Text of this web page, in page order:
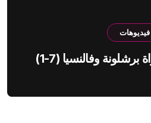
فيديوهات
بالفيديو | ملخص مباراة برشلونة وفالنسيا (7-1)